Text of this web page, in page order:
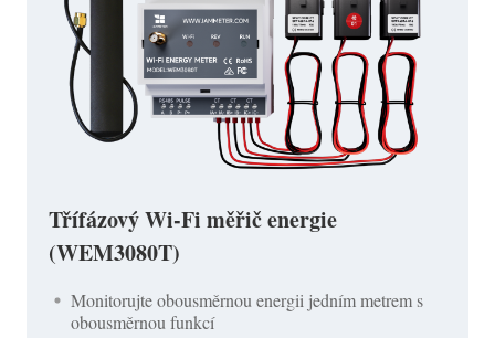
Třífázový Wi-Fi měřič energie
(WEM3080T)
Monitorujte obousměrnou energii jedním metrem s
obousměrnou funkcí